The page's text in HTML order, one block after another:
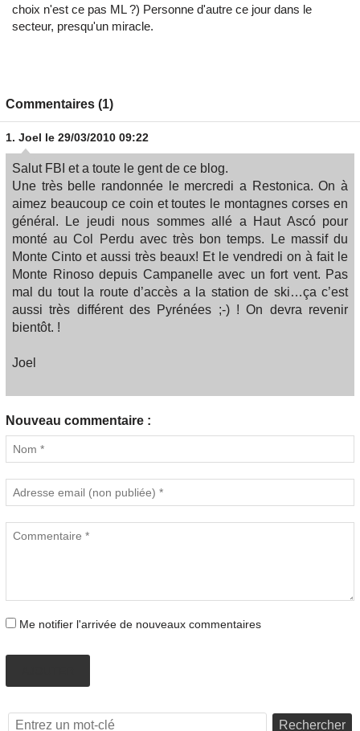
choix n'est ce pas ML ?) Personne d'autre ce jour dans le
secteur, presqu'un miracle.
Commentaires (1)
1. Joel le 29/03/2010 09:22
Salut FBI et a toute le gent de ce blog.
Une très belle randonnée le mercredi a Restonica. On à
aimez beaucoup ce coin et toutes le montagnes corses en
général. Le jeudi nous sommes allé a Haut Ascó pour
monté au Col Perdu avec très bon temps. Le massif du
Monte Cinto et aussi très beaux! Et le vendredi on à fait le
Monte Rinoso depuis Campanelle avec un fort vent. Pas
mal du tout la route d’accès a la station de ski…ça c’est
aussi très différent des Pyrénées ;-) ! On devra revenir
bientôt. !
Joel
Nouveau commentaire :
Me notifier l'arrivée de nouveaux commentaires
Rechercher